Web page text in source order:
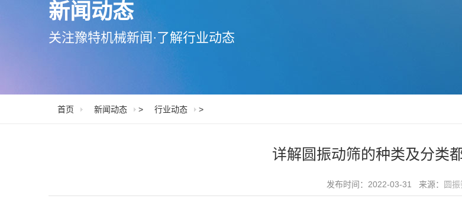
新闻动态
关注豫特机械新闻·了解行业动态
首页 新闻动态 > 行业动态 >
详解圆振动筛的种类及分类
发布时间：2022-03-31 来源： 圆振